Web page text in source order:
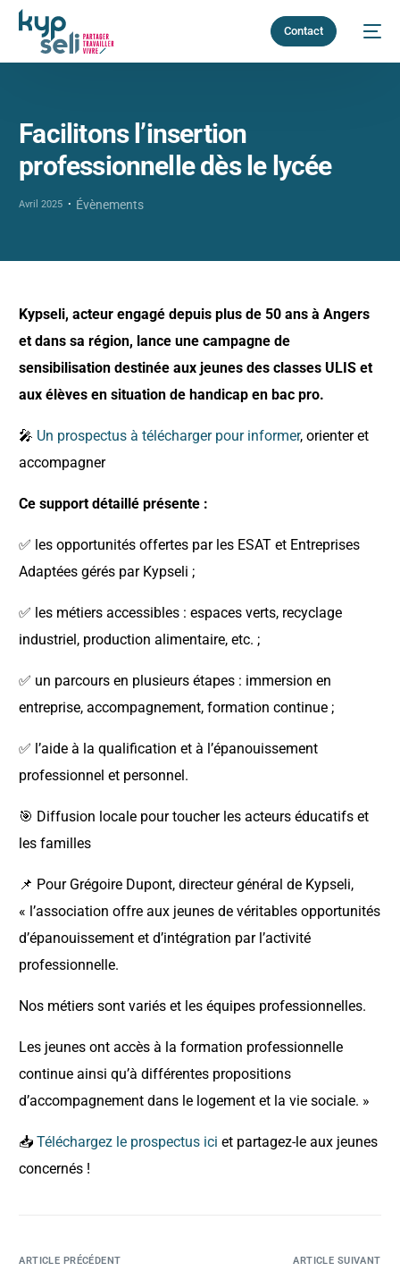
Contact
Facilitons l’insertion
professionnelle dès le lycée
Avril 2025 Évènements
Kypseli, acteur engagé depuis plus de 50 ans à Angers
et dans sa région, lance une campagne de
sensibilisation destinée aux jeunes des classes ULIS et
aux élèves en situation de handicap en bac pro.
🎤 Un prospectus à télécharger pour informer, orienter et
accompagner
Ce support détaillé présente :
✅ les opportunités offertes par les ESAT et Entreprises
Adaptées gérés par Kypseli ;
✅ les métiers accessibles : espaces verts, recyclage
industriel, production alimentaire, etc. ;
✅ un parcours en plusieurs étapes : immersion en
entreprise, accompagnement, formation continue ;
✅ l’aide à la qualification et à l’épanouissement
professionnel et personnel.
🎯 Diffusion locale pour toucher les acteurs éducatifs et
les familles
📌 Pour Grégoire Dupont, directeur général de Kypseli,
« l’association offre aux jeunes de véritables opportunités
d’épanouissement et d’intégration par l’activité
professionnelle.
Nos métiers sont variés et les équipes professionnelles.
Les jeunes ont accès à la formation professionnelle
continue ainsi qu’à différentes propositions
d’accompagnement dans le logement et la vie sociale. »
📥Téléchargez le prospectus iciet partagez-le aux jeunes
concernés !
ARTICLE PRÉCÉDENT ARTICLE SUIVANT